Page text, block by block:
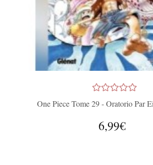
One Piece Tome 29 - Oratorio Par
6,99€